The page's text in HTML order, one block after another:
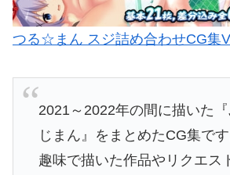
つる☆まん スジ詰め合わせCG集
2021～2022年の間に描いた
じまん』をまとめたCG集です
趣味で描いた作品やリクエス